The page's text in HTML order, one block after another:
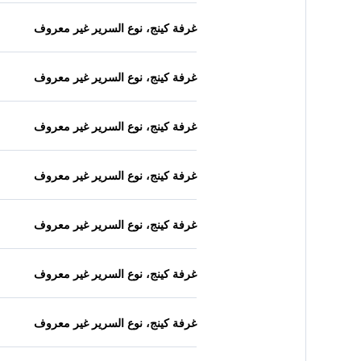
غرفة كينج، نوع السرير غير معروف
غرفة كينج، نوع السرير غير معروف
غرفة كينج، نوع السرير غير معروف
غرفة كينج، نوع السرير غير معروف
غرفة كينج، نوع السرير غير معروف
غرفة كينج، نوع السرير غير معروف
غرفة كينج، نوع السرير غير معروف